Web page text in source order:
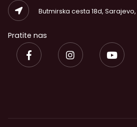
Butmirska cesta 18d, Sarajevo,
Pratite nas